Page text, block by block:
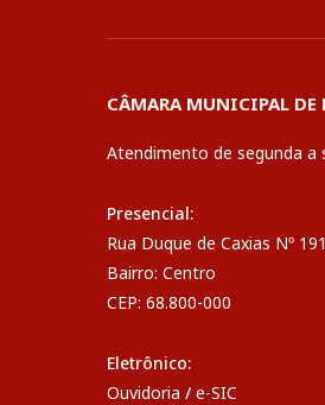
CÂMARA MUNICIPAL DE
Atendimento de segunda a
Presencial:
Rua Duque de Caxias Nº
Bairro: Centro
CEP: 68.800-000
Eletrônico:
Ouvidoria / e-SIC